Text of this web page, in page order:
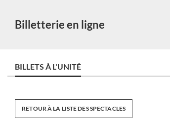
Billetterie en ligne
BILLETS À L'UNITÉ
RETOUR À LA LISTE DES SPECTACLES